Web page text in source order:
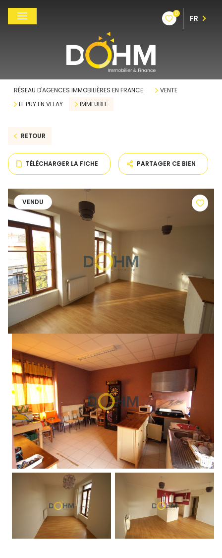
0
FR
RÉSEAU D'AGENCES IMMOBILIÈRES EN FRANCE
VENTE
LE PUY EN VELAY
IMMEUBLE
RETOUR
TÉLÉCHARGER LA FICHE PARTAGER CE BIEN
VENDU